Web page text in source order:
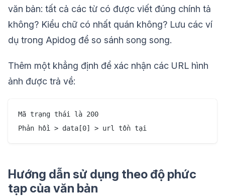
văn bản: tất cả các từ có được viết đúng chính tả
không? Kiểu chữ có nhất quán không? Lưu các ví
dụ trong Apidog để so sánh song song.
Thêm một khẳng định để xác nhận các URL hình
ảnh được trả về:
Mã trạng thái là 200
Hướng dẫn sử dụng theo độ phức
tạp của văn bản